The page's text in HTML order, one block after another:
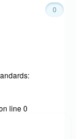
0
line 0